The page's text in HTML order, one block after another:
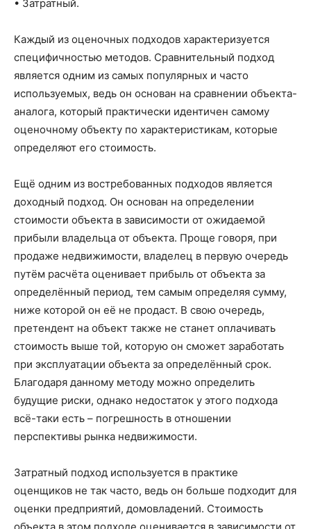
• Затратный.
Каждый из оценочных подходов характеризуется
специфичностью методов. Сравнительный подход
является одним из самых популярных и часто
используемых, ведь он основан на сравнении объекта-
аналога, который практически идентичен самому
оценочному объекту по характеристикам, которые
определяют его стоимость.
Ещё одним из востребованных подходов является
доходный подход. Он основан на определении
стоимости объекта в зависимости от ожидаемой
прибыли владельца от объекта. Проще говоря, при
продаже недвижимости, владелец в первую очередь
путём расчёта оценивает прибыль от объекта за
определённый период, тем самым определяя сумму,
ниже которой он её не продаст. В свою очередь,
претендент на объект также не станет оплачивать
стоимость выше той, которую он сможет заработать
при эксплуатации объекта за определённый срок.
Благодаря данному методу можно определить
будущие риски, однако недостаток у этого подхода
всё-таки есть – погрешность в отношении
перспективы рынка недвижимости.
Затратный подход используется в практике
оценщиков не так часто, ведь он больше подходит для
оценки предприятий, домовладений. Стоимость